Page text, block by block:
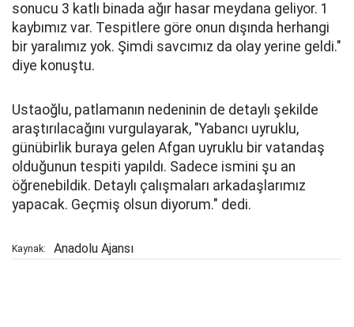
sonucu 3 katlı binada ağır hasar meydana geliyor. 1
kaybımız var. Tespitlere göre onun dışında herhangi
bir yaralımız yok. Şimdi savcımız da olay yerine geldi."
diye konuştu.
Ustaoğlu, patlamanın nedeninin de detaylı şekilde
araştırılacağını vurgulayarak, "Yabancı uyruklu,
günübirlik buraya gelen Afgan uyruklu bir vatandaş
olduğunun tespiti yapıldı. Sadece ismini şu an
öğrenebildik. Detaylı çalışmaları arkadaşlarımız
yapacak. Geçmiş olsun diyorum." dedi.
Kaynak: Anadolu Ajansı